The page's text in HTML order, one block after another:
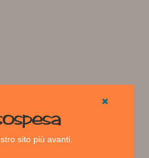
sito più avanti.